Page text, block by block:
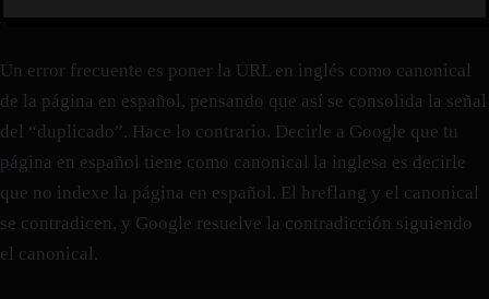
Un error frecuente es poner la URL en inglés como canonical
de la página en español, pensando que así se consolida la señal
del “duplicado”. Hace lo contrario. Decirle a Google que tu
página en español tiene como canonical la inglesa es decirle
que no indexe la página en español. El hreflang y el canonical
se contradicen, y Google resuelve la contradicción siguiendo
el canonical.